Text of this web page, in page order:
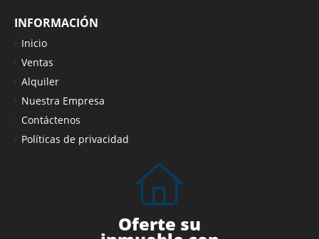
INFORMACIÓN
Inicio
Ventas
Alquiler
Nuestra Empresa
Contáctenos
Políticas de privacidad
Oferte su